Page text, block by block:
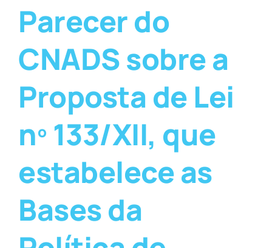
Parecer do
CNADS sobre a
Proposta de Lei
nº 133/XII, que
estabelece as
Bases da